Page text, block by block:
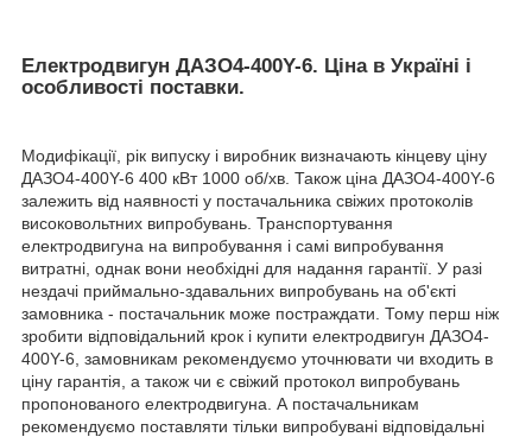
Електродвигун ДАЗО4-400Y-6. Ціна в Україні і
особливості поставки.
Модифікації, рік випуску і виробник визначають кінцеву ціну
ДАЗО4-400Y-6 400 кВт 1000 об/хв. Також ціна ДАЗО4-400Y-6
залежить від наявності у постачальника свіжих протоколів
високовольтних випробувань. Транспортування
електродвигуна на випробування і самі випробування
витратні, однак вони необхідні для надання гарантії. У разі
нездачі приймально-здавальних випробувань на об'єкті
замовника - постачальник може постраждати. Тому перш ніж
зробити відповідальний крок і купити електродвигун ДАЗО4-
400Y-6, замовникам рекомендуємо уточнювати чи входить в
ціну гарантія, а також чи є свіжий протокол випробувань
пропонованого електродвигуна. А постачальникам
рекомендуємо поставляти тільки випробувані відповідальні